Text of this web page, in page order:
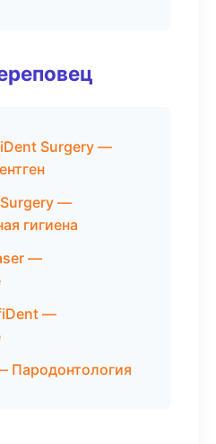
Surgery —
—
гигиена
—
—
Пародонтология